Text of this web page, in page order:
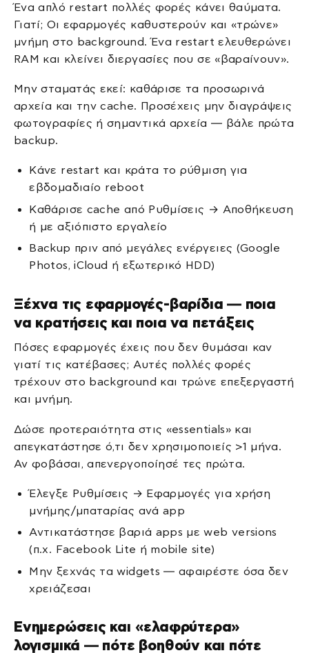
Ένα απλό restart πολλές φορές κάνει θαύματα.
Γιατί; Οι εφαρμογές καθυστερούν και «τρώνε»
μνήμη στο background. Ένα restart ελευθερώνει
RAM και κλείνει διεργασίες που σε «βαραίνουν».
Μην σταματάς εκεί: καθάρισε τα προσωρινά
αρχεία και την cache. Προσέχεις μην διαγράψεις
φωτογραφίες ή σημαντικά αρχεία — βάλε πρώτα
backup.
Κάνε restart και κράτα το ρύθμιση για
εβδομαδιαίο reboot
Καθάρισε cache από Ρυθμίσεις → Αποθήκευση
ή με αξιόπιστο εργαλείο
Backup πριν από μεγάλες ενέργειες (Google
Photos, iCloud ή εξωτερικό HDD)
Ξέχνα τις εφαρμογές-βαρίδια — ποια
να κρατήσεις και ποια να πετάξεις
Πόσες εφαρμογές έχεις που δεν θυμάσαι καν
γιατί τις κατέβασες; Αυτές πολλές φορές
τρέχουν στο background και τρώνε επεξεργαστή
και μνήμη.
Δώσε προτεραιότητα στις «essentials» και
απεγκατάστησε ό,τι δεν χρησιμοποιείς >1 μήνα.
Αν φοβάσαι, απενεργοποίησέ τες πρώτα.
Έλεγξε Ρυθμίσεις → Εφαρμογές για χρήση
μνήμης/μπαταρίας ανά app
Αντικατάστησε βαριά apps με web versions
(π.χ. Facebook Lite ή mobile site)
Μην ξεχνάς τα widgets — αφαιρέστε όσα δεν
χρειάζεσαι
Ενημερώσεις και «ελαφρύτερα»
λογισμικά — πότε βοηθούν και πότε